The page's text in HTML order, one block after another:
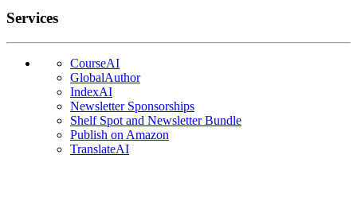
Services
CourseAI
GlobalAuthor
IndexAI
Newsletter Sponsorships
Shelf Spot and Newsletter Bundle
Publish on Amazon
TranslateAI